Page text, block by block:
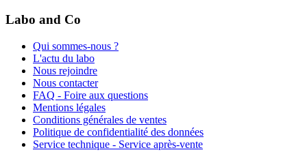
Labo and Co
Qui sommes-nous ?
L'actu du labo
Nous rejoindre
Nous contacter
FAQ - Foire aux questions
Mentions légales
Conditions générales de ventes
Politique de confidentialité des données
Service technique - Service après-vente